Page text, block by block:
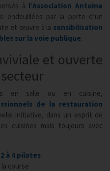
à l’Association Antoine
endeuillées par la perte d’un
et œuvre à la sensibilisation
sur la voie publique.
et ouverte
en salle ou en cuisine,
de la restauration
initiative, dans un esprit de
cuisines mais toujours avec
à 4 pilotes
la course